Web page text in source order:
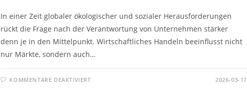
In einer Zeit globaler ökologischer und sozialer Herausforderungen
rückt die Frage nach der Verantwortung von Unternehmen stärker
denn je in den Mittelpunkt. Wirtschaftliches Handeln beeinflusst nicht
nur Märkte, sondern auch…
KOMMENTARE DEAKTIVIERTFÜR 2026-03-17